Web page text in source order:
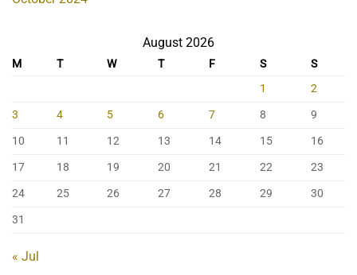
August 2026
M T W T F S
S
1
2
3
4 5 6 7 8
9
10
11 12 13 14 15
16
17
18 19 20 21 22
23
24
25 26 27 28 29
30
31
« Jul